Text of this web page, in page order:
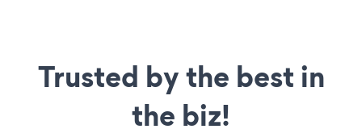
Trusted by the best in
the biz!